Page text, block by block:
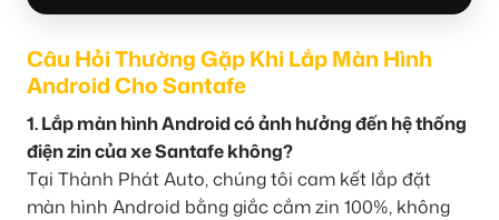
Câu Hỏi Thường Gặp Khi Lắp Màn Hình
Android Cho Santafe
1. Lắp màn hình Android có ảnh hưởng đến hệ thống
điện zin của xe Santafe không?
Tại Thành Phát Auto, chúng tôi cam kết lắp đặt
màn hình Android bằng giắc cắm zin 100%, không